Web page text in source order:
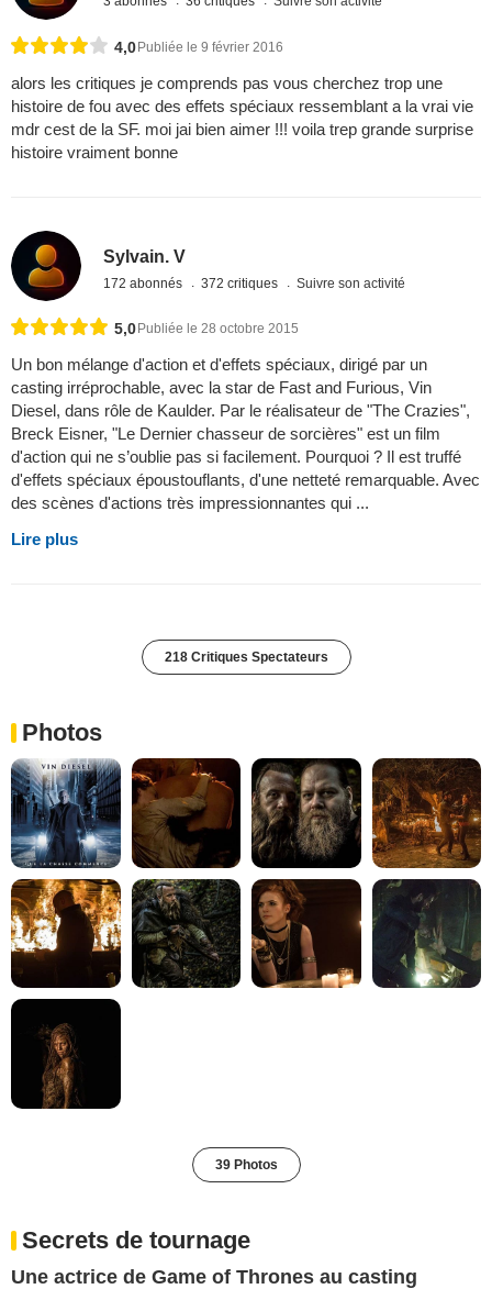
4,0 Publiée le 9 février 2016
alors les critiques je comprends pas vous cherchez trop une
histoire de fou avec des effets spéciaux ressemblant a la vrai vie
mdr cest de la SF. moi jai bien aimer !!! voila trep grande surprise
histoire vraiment bonne
Sylvain. V
172 abonnés 372 critiques Suivre son activité
5,0 Publiée le 28 octobre 2015
Un bon mélange d'action et d'effets spéciaux, dirigé par un
casting irréprochable, avec la star de Fast and Furious, Vin
Diesel, dans rôle de Kaulder. Par le réalisateur de "The Crazies",
Breck Eisner, "Le Dernier chasseur de sorcières" est un film
d'action qui ne s’oublie pas si facilement. Pourquoi ? Il est truffé
d'effets spéciaux époustouflants, d'une netteté remarquable. Avec
des scènes d'actions très impressionnantes qui ...
Lire plus
218 Critiques Spectateurs
Photos
39 Photos
Secrets de tournage
Une actrice de Game of Thrones au casting